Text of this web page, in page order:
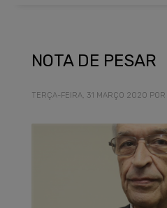
NOTA DE PESAR
TERÇA-FEIRA, 31 MARÇO 2020 POR